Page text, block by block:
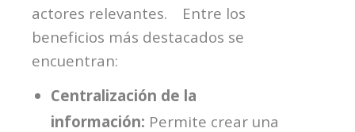
actores relevantes.
Entre los
beneficios más destacados se
encuentran:
Centralización de la
información: Permite crear una